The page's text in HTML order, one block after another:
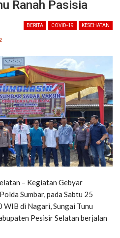
Ranah Pasisia
BERITA COVID-19 KESEHATAN
– Kegiatan Gebyar
Sumbar, pada Sabtu 25
WIB di Nagari, Sungai Tunu
Pesisir Selatan berjalan